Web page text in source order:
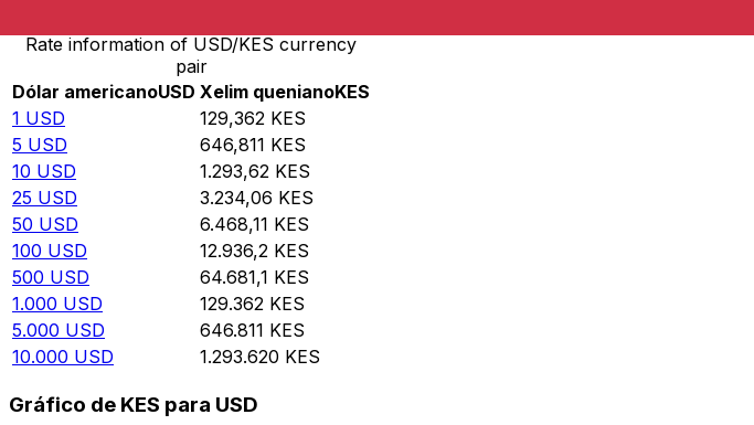
Rate information of USD/KES currency
pair
Dólar americanoUSD Xelim quenianoKES
1 USD 129,362 KES
5 USD 646,811 KES
10 USD 1.293,62 KES
25 USD 3.234,06 KES
50 USD 6.468,11 KES
100 USD 12.936,2 KES
500 USD 64.681,1 KES
1.000 USD 129.362 KES
5.000 USD 646.811 KES
10.000 USD 1.293.620 KES
Gráfico de KES para USD